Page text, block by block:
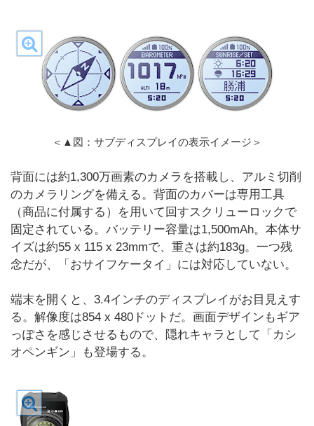
＜▲図：サブディスプレイの表示イメージ＞
背面には約1,300万画素のカメラを搭載し、アルミ切削
のカメラリングを備える。背面のカバーは専用工具
（商品に付属する）を用いて回すスクリューロックで
固定されている。バッテリー容量は1,500mAh。本体サ
イズは約55 x 115 x 23mmで、重さは約183g。一つ残
念だが、「おサイフケータイ」には対応していない。
端末を開くと、3.4インチのディスプレイがお目見えす
る。解像度は854 x 480ドットだ。画面デザインもギア
っぽさを感じさせるもので、隠れキャラとして「カシ
オペンギン」も登場する。